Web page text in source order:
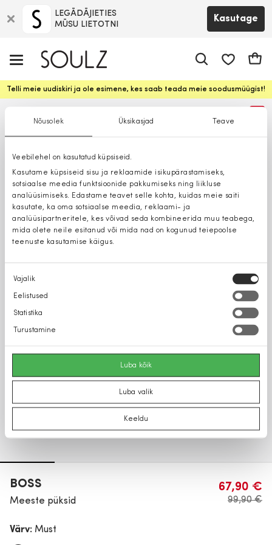
Nõusolek Üksikasjad Teave
Veebilehel on kasutatud küpsiseid.
Kasutame küpsiseid sisu ja reklaamide isikupärastamiseks,
sotsiaalse meedia funktsioonide pakkumiseks ning liikluse
analüüsimiseks. Edastame teavet selle kohta, kuidas meie saiti
kasutate, ka oma sotsiaalse meedia, reklaami- ja
analüüsipartneritele, kes võivad seda kombineerida muu teabega,
mida olete neile esitanud või mida nad on kogunud teiepoolse
teenuste kasutamise käigus.
Nõusoleku
valik
Vajalik
Eelistused
Statistika
Turustamine
Luba kõik
Luba valik
Keeldu
LEGĀDĀJIETIES
MŪSU LIETOTNI
Kasutage
Telli meie uudiskiri ja ole esimene, kes saab teada meie soodusmüügist!
BOSS
Meeste püksid
67,90 €
99,90 €
Värv: Must